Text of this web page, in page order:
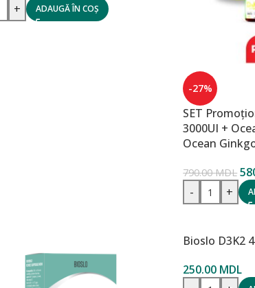
+ ADAUGĂ ÎN COȘ
-27%
SET
3000UI +
Ocean
790.00MDL
- +
Bioslo D3K2
250.00 MDL